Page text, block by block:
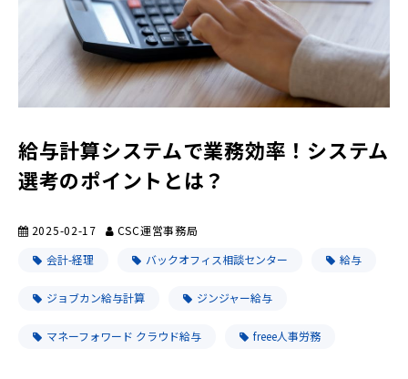
給与計算システムで業務効率！システム
選考のポイントとは？
2025-02-17
CSC運営事務局
会計-経理
バックオフィス相談センター 給与
ジョブカン給与計算 ジンジャー給与
マネーフォワード クラウド給与 freee人事労務